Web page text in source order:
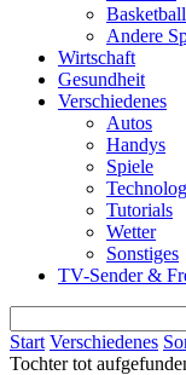
Basketball
Andere
Wirtschaft
Gesundheit
Verschiedenes
Autos
Handys
Spiele
Tutorials
Wetter
Sonstiges
TV-Sender &
Start Verschiedenes
Tochter tot